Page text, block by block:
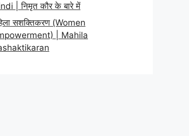
| निमृत कौर के बारे में
सशक्तिकरण (Women
| Mahila